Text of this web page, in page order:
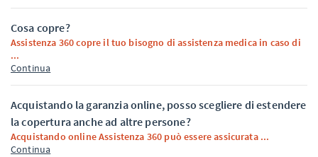
Cosa copre?
Assistenza 360 copre il tuo bisogno di assistenza medica in caso di
...
Continua
Acquistando la garanzia online, posso scegliere di estendere
la copertura anche ad altre persone?
Acquistando online Assistenza 360 può essere assicurata ...
Continua